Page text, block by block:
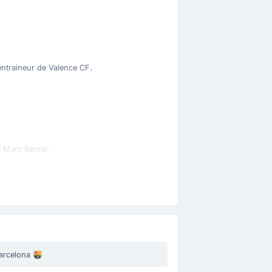
de Valence CF.
Bernal.